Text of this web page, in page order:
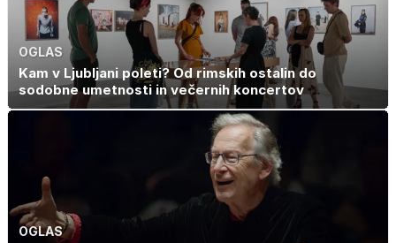
OGLAS
Kam v Ljubljani poleti? Od rimskih ostalin do
sodobne umetnosti in večernih koncertov
OGLAS